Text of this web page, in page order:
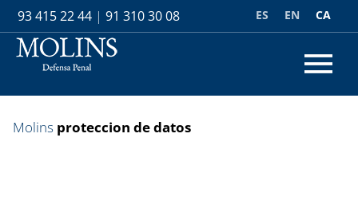
93 415 22 44 | 91 310 30 08 CA
EN
ES
Molins proteccion de datos